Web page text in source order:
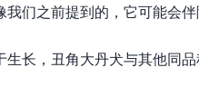
我们之前提到的，它可能会
生长，丑角大丹犬与其他同